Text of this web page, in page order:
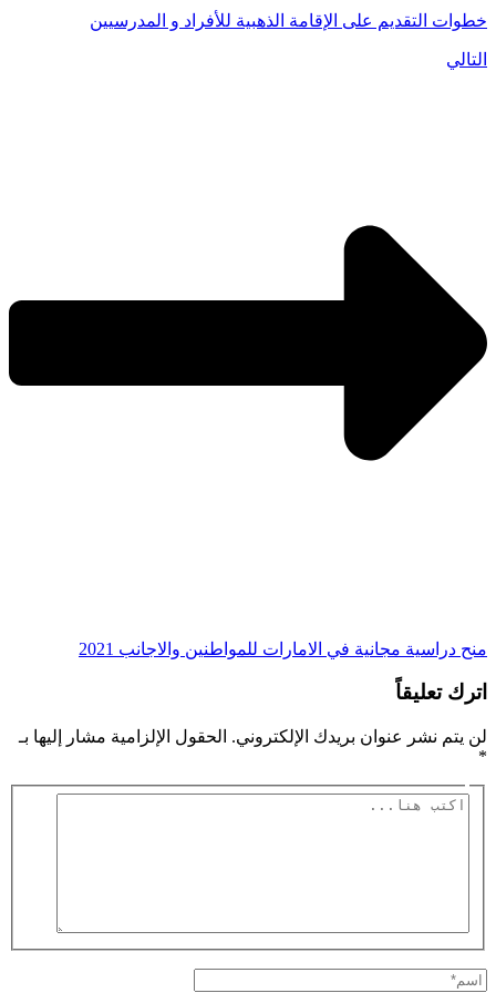
خطوات التقديم على الإقامة الذهبية للأفراد و المدرسيين
التالي
منح دراسية مجانية في الامارات للمواطنين والاجانب 2021
اترك تعليقاً
لن يتم نشر عنوان بريدك الإلكتروني. الحقول الإلزامية مشار إليها بـ
*
اكتب
اسم*